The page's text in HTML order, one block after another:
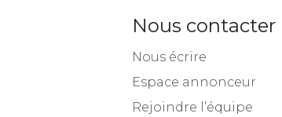
Nous contacter
Nous écrire
Espace annonceur
Rejoindre l’équipe